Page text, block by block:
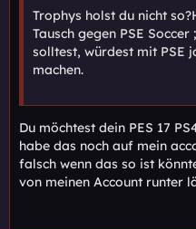
Trophys holst du nicht
Tausch gegen PSE
solltest, würdest mit PSE
machen.
Du möchtest dein PES 17
habe das noch auf mein
falsch wenn das so ist
von meinen Account runter